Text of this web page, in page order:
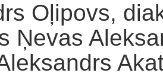
Oļipovs,
Ņevas